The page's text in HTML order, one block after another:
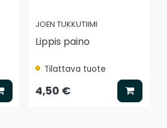
Lisää koriin
JOEN TUKKUTIIMI
Lippis paino
Tilattava tuote
4,50 € Lisää